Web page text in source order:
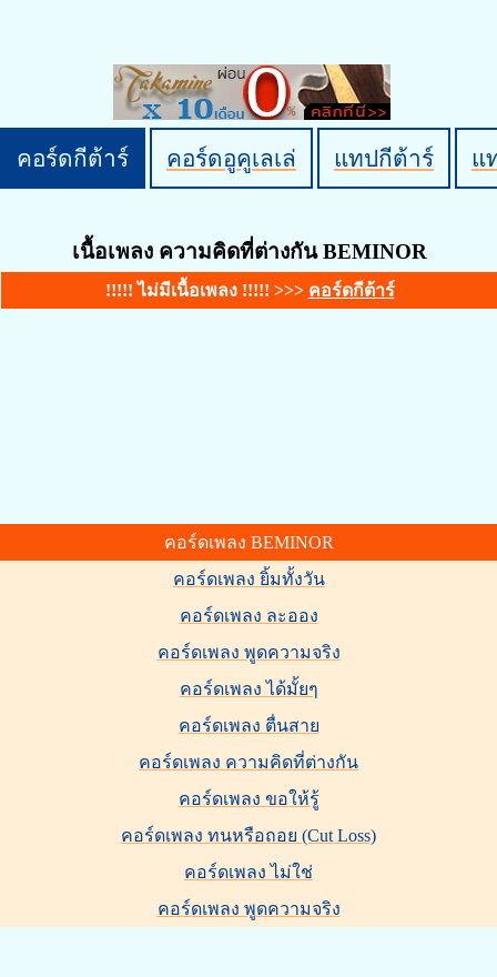
คอร์ดกีต้าร์ คอร์ดอูคูเลเล่ แทปกีต้าร์ แ
เนื้อเพลง ความคิดที่ต่างกัน BEMINOR
!!!!! ไม่มีเนื้อเพลง !!!!! >>> คอร์ดกีต้าร์
คอร์ดเพลง BEMINOR
คอร์ดเพลง ยิ้มทั้งวัน
คอร์ดเพลง ละออง
คอร์ดเพลง พูดความจริง
คอร์ดเพลง ได้มั้ยๆ
คอร์ดเพลง ตื่นสาย
คอร์ดเพลง ความคิดที่ต่างกัน
คอร์ดเพลง ขอให้รู้
คอร์ดเพลง ทนหรือถอย (Cut Loss)
คอร์ดเพลง ไม่ใช่
คอร์ดเพลง พูดความจริง